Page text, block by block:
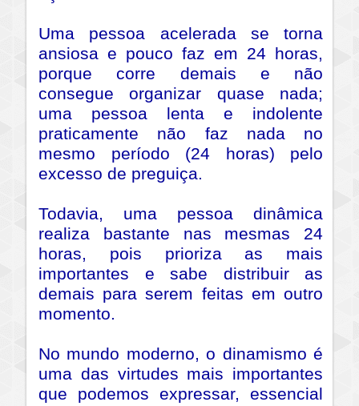
Uma pessoa acelerada se torna
ansiosa e pouco faz em 24 horas,
porque corre demais e não
consegue organizar quase nada;
uma pessoa lenta e indolente
praticamente não faz nada no
mesmo período (24 horas) pelo
excesso de preguiça.
Todavia, uma pessoa dinâmica
realiza bastante nas mesmas 24
horas, pois prioriza as mais
importantes e sabe distribuir as
demais para serem feitas em outro
momento.
No mundo moderno, o dinamismo é
uma das virtudes mais importantes
que podemos expressar, essencial